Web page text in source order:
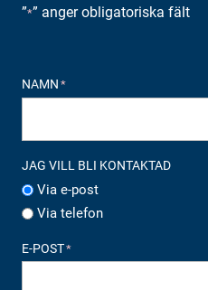
”*” anger obligatoriska fält
NAMN *
JAG VILL BLI KONTAKTAD
Via e-post
Via telefon
E-POST*